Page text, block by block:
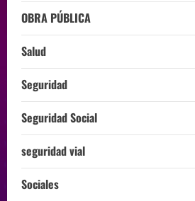
OBRA PÚBLICA
Salud
Seguridad
Seguridad Social
seguridad vial
Sociales